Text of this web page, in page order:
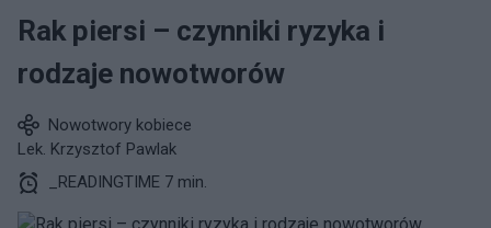
Rak piersi – czynniki ryzyka i
rodzaje nowotworów
Nowotwory kobiece
Lek. Krzysztof Pawlak
_READINGTIME 7 min.